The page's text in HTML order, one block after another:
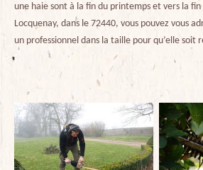
une haie sont à la fin du printemps et vers la fin
Locquenay, dans le 72440, vous pouvez vous
un professionnel dans la taille pour qu’elle soit